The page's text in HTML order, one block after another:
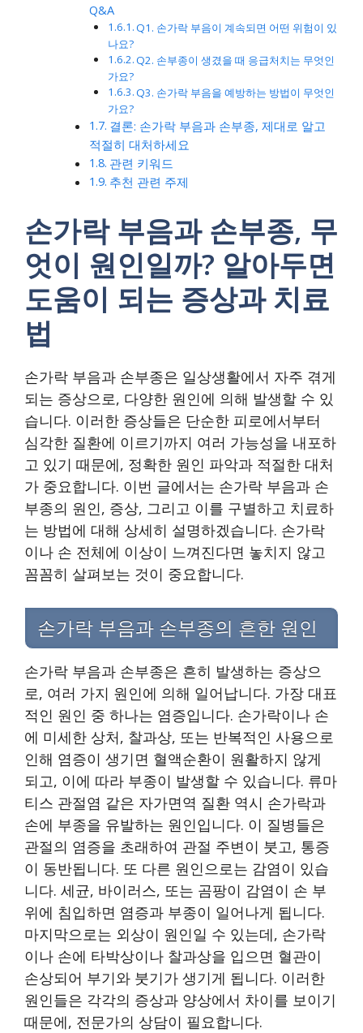
Q&A
Q1. 손가락 부음이 계속되면 어떤 위험이 있
나요?
Q2. 손부종이 생겼을 때 응급처치는 무엇인
가요?
Q3. 손가락 부음을 예방하는 방법이 무엇인
가요?
결론: 손가락 부음과 손부종, 제대로 알고
적절히 대처하세요
관련 키워드
추천 관련 주제
손가락 부음과 손부종, 무
엇이 원인일까? 알아두면
도움이 되는 증상과 치료
법
손가락 부음과 손부종은 일상생활에서 자주 겪게
되는 증상으로, 다양한 원인에 의해 발생할 수 있
습니다. 이러한 증상들은 단순한 피로에서부터
심각한 질환에 이르기까지 여러 가능성을 내포하
고 있기 때문에, 정확한 원인 파악과 적절한 대처
가 중요합니다. 이번 글에서는 손가락 부음과 손
부종의 원인, 증상, 그리고 이를 구별하고 치료하
는 방법에 대해 상세히 설명하겠습니다. 손가락
이나 손 전체에 이상이 느껴진다면 놓치지 않고
꼼꼼히 살펴보는 것이 중요합니다.
손가락 부음과 손부종의 흔한 원인
손가락 부음과 손부종은 흔히 발생하는 증상으
로, 여러 가지 원인에 의해 일어납니다. 가장 대표
적인 원인 중 하나는 염증입니다. 손가락이나 손
에 미세한 상처, 찰과상, 또는 반복적인 사용으로
인해 염증이 생기면 혈액순환이 원활하지 않게
되고, 이에 따라 부종이 발생할 수 있습니다. 류마
티스 관절염 같은 자가면역 질환 역시 손가락과
손에 부종을 유발하는 원인입니다. 이 질병들은
관절의 염증을 초래하여 관절 주변이 붓고, 통증
이 동반됩니다. 또 다른 원인으로는 감염이 있습
니다. 세균, 바이러스, 또는 곰팡이 감염이 손 부
위에 침입하면 염증과 부종이 일어나게 됩니다.
마지막으로는 외상이 원인일 수 있는데, 손가락
이나 손에 타박상이나 찰과상을 입으면 혈관이
손상되어 부기와 붓기가 생기게 됩니다. 이러한
원인들은 각각의 증상과 양상에서 차이를 보이기
때문에, 전문가의 상담이 필요합니다.